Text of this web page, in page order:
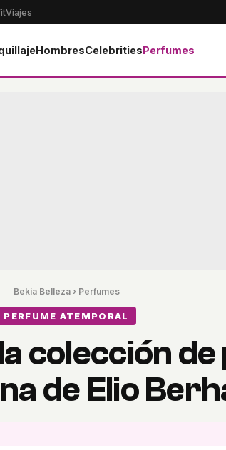
Viajes
HombresCelebritiesPerfumes
Bekia Belleza› Perfumes
PERFUME ATEMPORAL
colección
de Elio